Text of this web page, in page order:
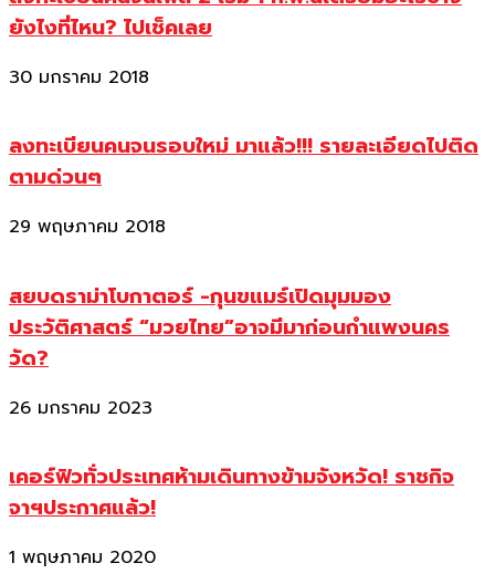
ยังไงที่ไหน? ไปเช็คเลย
30 มกราคม 2018
ลงทะเบียนคนจนรอบใหม่ มาแล้ว!!! รายละเอียดไปติด
ตามด่วนๆ
29 พฤษภาคม 2018
สยบดราม่าโบกาตอร์ -กุนขแมร์เปิดมุมมอง
ประวัติศาสตร์ “มวยไทย”อาจมีมาก่อนกำแพงนคร
วัด?
26 มกราคม 2023
เคอร์ฟิวทั่วประเทศห้ามเดินทางข้ามจังหวัด! ราชกิจ
จาฯประกาศแล้ว!
1 พฤษภาคม 2020